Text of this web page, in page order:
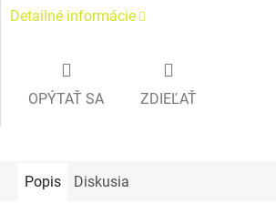
Detailné informácie
OPÝTAŤ SA ZDIEĽAŤ
Popis Diskusia